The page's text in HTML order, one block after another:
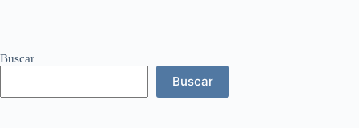
Buscar
Buscar